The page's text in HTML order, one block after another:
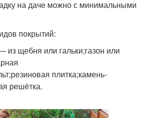
на даче можно с минимальными
покрытий:
из щебня или гальки;газон или
плитка;камень-
решётка.